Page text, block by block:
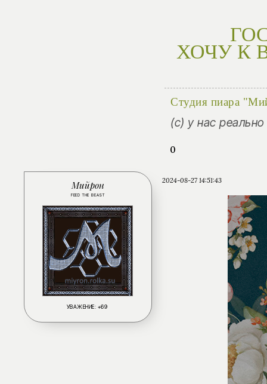
ХОЧУ К
Студия пиара
(с) у нас
0
2024-08-27 14:51:43
Мийрон
FEED THE BEAST
УВАЖЕНИЕ: +69